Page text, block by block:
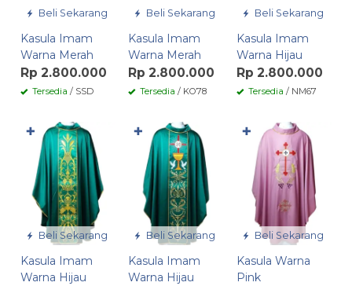
Beli Sekarang
Kasula Imam
Warna Merah
Rp 2.800.000
Tersedia / SSD
Beli Sekarang
Kasula Imam
Warna Merah
Rp 2.800.000
Tersedia / KO78
Beli Sekarang
Kasula Imam
Warna Hijau
Rp 2.800.000
Tersedia / NM67
Beli Sekarang
Kasula Imam
Warna Hijau
✚
Beli Sekarang
Kasula Imam
Warna Hijau
✚
Beli Sekarang
Kasula Warna
Pink
✚